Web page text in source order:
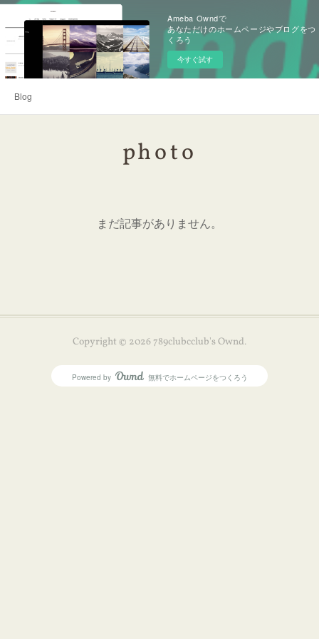
Ameba Owndで
あなただけのホームページやブログをつ
くろう
今すぐ試す
Blog
photo
まだ記事がありません。
Copyright © 2026 789clubcclub's Ownd.
Powered by AmebaOwnd
無料でホームページをつくろう